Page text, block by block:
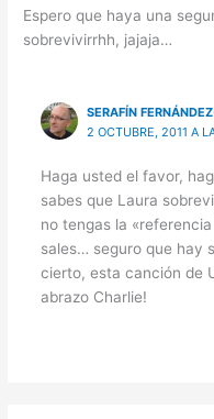
Espero que haya una
sobrevivirrhh, jajaja…
SERAFÍN
2 OCTUBRE, 2011 A
Haga usted el favor,
sabes que Laura
no tengas la
sales… seguro que hay
cierto, esta canción de
abrazo Charlie!